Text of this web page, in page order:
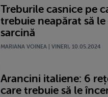
Treburile casnice pe
trebuie neapărat să
sarcină
MARIANA VOINEA | VINERI, 10.05.2024
Arancini italiene: 6
care trebuie să le